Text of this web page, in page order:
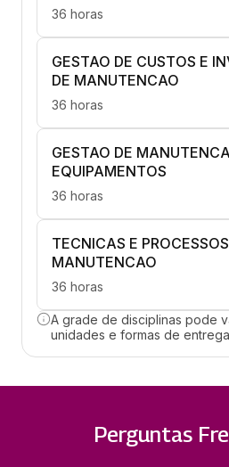
36 horas
GESTAO DE CUSTOS E
DE MANUTENCAO
36 horas
GESTAO DE
EQUIPAMENTOS
36 horas
TECNICAS E
MANUTENCAO
36 horas
GERENCIAMENTO DE
36 horas
INDUSTRIAL
A grade de disciplinas pode
unidades e formas de
Perguntas